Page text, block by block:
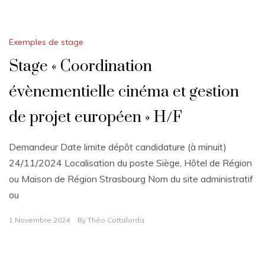
Exemples de stage
Stage « Coordination
évènementielle cinéma et gestion
de projet européen » H/F
Demandeur Date limite dépôt candidature (à minuit)
24/11/2024 Localisation du poste Siège, Hôtel de Région
ou Maison de Région Strasbourg Nom du site administratif
ou
1 Novembre 2024 By Théo Cottalorda